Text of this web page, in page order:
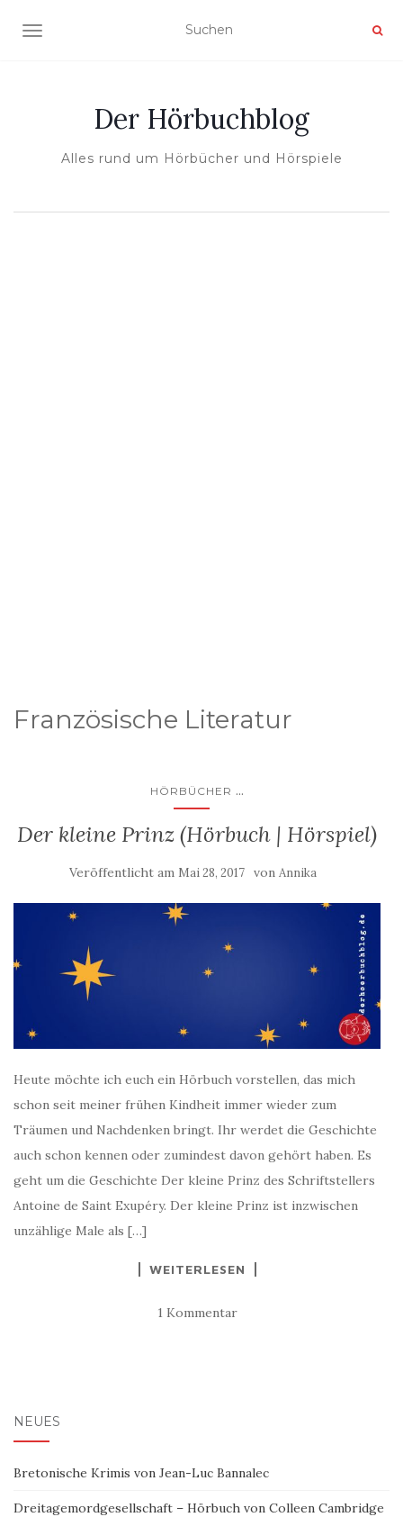
NAVIGATION UMSCHALTEN
Der Hörbuchblog
Alles rund um Hörbücher und Hörspiele
Französische Literatur
HÖRBÜCHER ...
Der kleine Prinz (Hörbuch | Hörspiel)
Veröffentlicht am Mai 28, 2017 von Annika
Heute möchte ich euch ein Hörbuch vorstellen, das mich
schon seit meiner frühen Kindheit immer wieder zum
Träumen und Nachdenken bringt. Ihr werdet die Geschichte
auch schon kennen oder zumindest davon gehört haben. Es
geht um die Geschichte Der kleine Prinz des Schriftstellers
Antoine de Saint Exupéry. Der kleine Prinz ist inzwischen
unzählige Male als […]
WEITERLESEN
1 Kommentar
NEUES
Bretonische Krimis von Jean-Luc Bannalec
Dreitagemordgesellschaft – Hörbuch von Colleen Cambridge